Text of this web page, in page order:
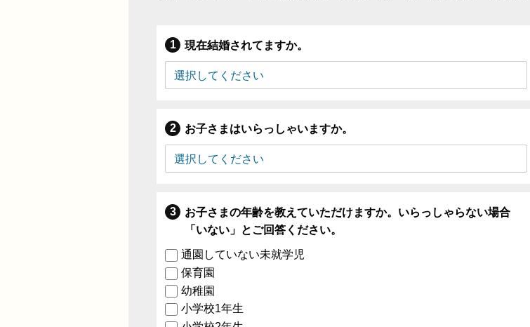
現在結婚されてますか。
お子さまはいらっしゃいますか。
お子さまの年齢を教えていただけますか。いらっしゃらない場合
「いない」とご回答ください。
通園していない未就学児
保育園
幼稚園
小学校1年生